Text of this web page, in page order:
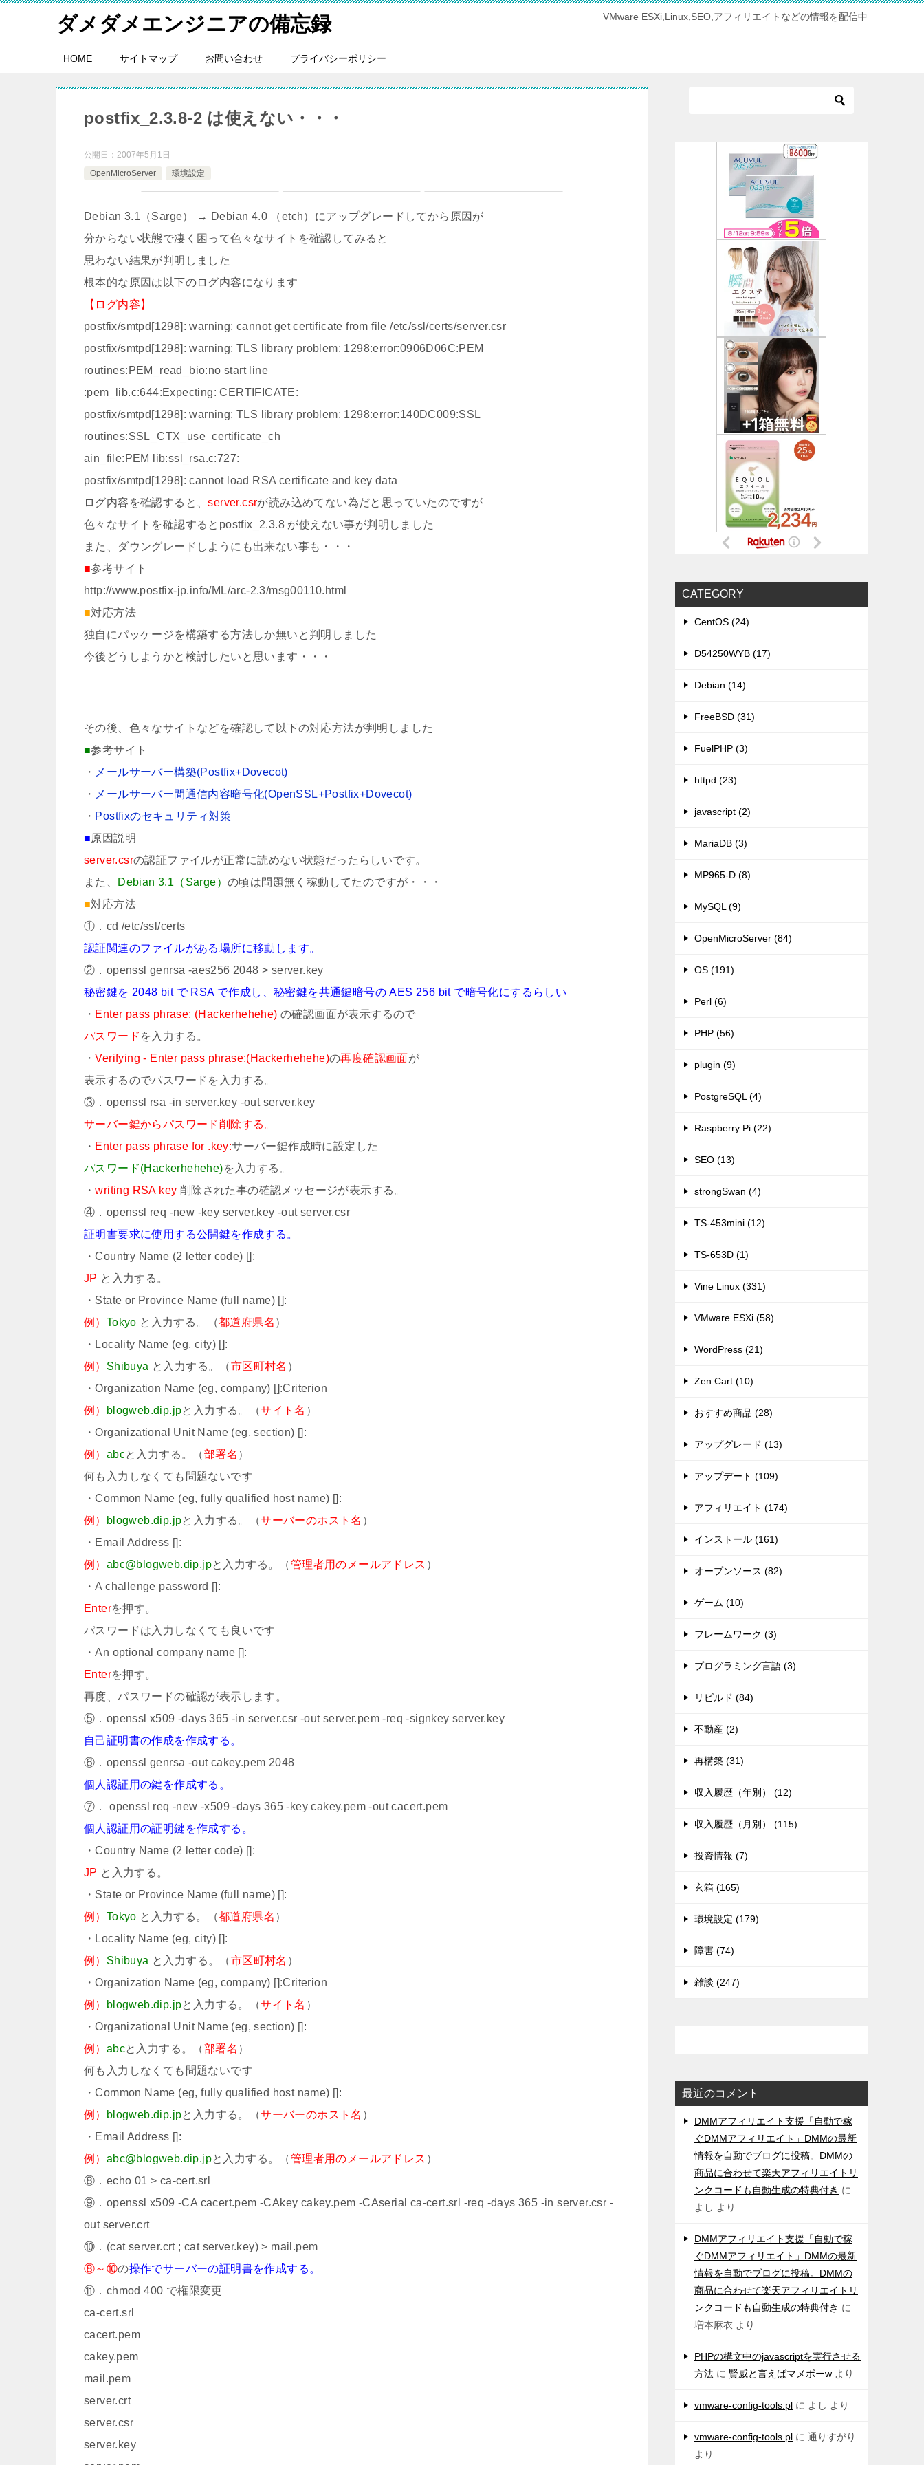
ダメダメエンジニアの備忘録 VMware ESXi,Linux,SEO,アフィリエイトなどの情報を配信中
HOME サイトマップ お問い合わせ プライバシーポリシー
postfix_2.3.8-2 は使えない・・・
公開日： 2007年5月1日
OpenMicroServer
環境設定
Debian 3.1（Sarge） → Debian 4.0 （etch）にアップグレードしてから原因が
分からない状態で凄く困って色々なサイトを確認してみると
思わない結果が判明しました
根本的な原因は以下のログ内容になります
【ログ内容】
postfix/smtpd[1298]: warning: cannot get certificate from file /etc/ssl/certs/server.csr
postfix/smtpd[1298]: warning: TLS library problem: 1298:error:0906D06C:PEM
routines:PEM_read_bio:no start line
:pem_lib.c:644:Expecting: CERTIFICATE:
postfix/smtpd[1298]: warning: TLS library problem: 1298:error:140DC009:SSL
routines:SSL_CTX_use_certificate_ch
ain_file:PEM lib:ssl_rsa.c:727:
postfix/smtpd[1298]: cannot load RSA certificate and key data
ログ内容を確認すると、server.csrが読み込めてない為だと思っていたのですが
色々なサイトを確認するとpostfix_2.3.8 が使えない事が判明しました
また、ダウングレードしようにも出来ない事も・・・
■参考サイト
http://www.postfix-jp.info/ML/arc-2.3/msg00110.html
■対応方法
独自にパッケージを構築する方法しか無いと判明しました
今後どうしようかと検討したいと思います・・・
その後、色々なサイトなどを確認して以下の対応方法が判明しました
■参考サイト
・ メールサーバー構築(Postfix+Dovecot)
・ メールサーバー間通信内容暗号化(OpenSSL+Postfix+Dovecot)
・ Postfixのセキュリティ対策
■原因説明
server.csrの認証ファイルが正常に読めない状態だったらしいです。
また、
Debian 3.1（Sarge）の頃は問題無く稼動してたのですが・・・
■対応方法
①．cd /etc/ssl/certs
認証関連のファイルがある場所に移動します。
②．openssl genrsa -aes256 2048 > server.key
秘密鍵を 2048 bit で RSA で作成し、秘密鍵を共通鍵暗号の AES 256 bit で暗号化にするらしい
・ Enter pass phrase: (Hackerhehehe)の確認画面が表示するので
パスワード を入力する。
・Verifying - Enter pass phrase:(Hackerhehehe)の再度確認画面が
表示するのでパスワードを入力する。
③．openssl rsa -in server.key -out server.key
サーバー鍵からパスワード削除する。
・ Enter pass phrase for .key:サーバー鍵作成時に設定した
パスワード(Hackerhehehe)を入力する。
・writing RSA key 削除された事の確認メッセージが表示する。
④．openssl req -new -key server.key -out server.csr
証明書要求に使用する公開鍵を作成する。
・Country Name (2 letter code) []:
JP と入力する。
・State or Province Name (full name) []:
例） Tokyo と入力する。（都道府県名 ）
・Locality Name (eg, city) []:
例） Shibuya と入力する。（市区町村名 ）
・Organization Name (eg, company) []:Criterion
例）
blogweb.dip.jpと入力する。（サイト名 ）
・Organizational Unit Name (eg, section) []:
例） abcと入力する。（部署名 ）
何も入力しなくても問題ないです
・Common Name (eg, fully qualified host name) []:
例）
blogweb.dip.jpと入力する。（サーバーのホスト名 ）
・Email Address []:
例） abc@blogweb.dip.jpと入力する。（管理者用のメールアドレス ）
・A challenge password []:
Enterを押す。
パスワードは入力しなくても良いです
・An optional company name []:
Enterを押す。
再度、パスワードの確認が表示します。
⑤．openssl x509 -days 365 -in server.csr -out server.pem -req -signkey server.key
自己証明書の作成を作成する。
⑥．openssl genrsa -out cakey.pem 2048
個人認証用の鍵を作成する。
⑦． openssl req -new -x509 -days 365 -key cakey.pem -out cacert.pem
個人認証用の証明鍵を作成する。
・Country Name (2 letter code) []:
JP と入力する。
・State or Province Name (full name) []:
例） Tokyo と入力する。（都道府県名 ）
・Locality Name (eg, city) []:
例） Shibuya と入力する。（市区町村名 ）
・Organization Name (eg, company) []:Criterion
例）
blogweb.dip.jpと入力する。（サイト名 ）
・Organizational Unit Name (eg, section) []:
例） abcと入力する。（部署名 ）
何も入力しなくても問題ないです
・Common Name (eg, fully qualified host name) []:
例）
blogweb.dip.jpと入力する。（サーバーのホスト名 ）
・Email Address []:
例） abc@blogweb.dip.jpと入力する。（管理者用のメールアドレス ）
⑧．echo 01 > ca-cert.srl
⑨．openssl x509 -CA cacert.pem -CAkey cakey.pem -CAserial ca-cert.srl -req -days 365 -in server.csr -
out server.crt
⑩．(cat server.crt ; cat server.key) > mail.pem
⑧～⑩の操作でサーバーの証明書を作成する。
⑪．chmod 400 で権限変更
ca-cert.srl
cacert.pem
cakey.pem
mail.pem
server.crt
server.csr
server.key
CATEGORY
CentOS (24)
D54250WYB (17)
Debian (14)
FreeBSD (31)
FuelPHP (3)
httpd (23)
javascript (2)
MariaDB (3)
MP965-D (8)
MySQL (9)
OpenMicroServer (84)
OS (191)
Perl (6)
PHP (56)
plugin (9)
PostgreSQL (4)
Raspberry Pi (22)
SEO (13)
strongSwan (4)
TS-453mini (12)
TS-653D (1)
Vine Linux (331)
VMware ESXi (58)
WordPress (21)
Zen Cart (10)
おすすめ商品 (28)
アップグレード (13)
アップデート (109)
アフィリエイト (174)
インストール (161)
オープンソース (82)
ゲーム (10)
フレームワーク (3)
プログラミング言語 (3)
リビルド (84)
不動産 (2)
再構築 (31)
収入履歴（年別） (12)
収入履歴（月別） (115)
投資情報 (7)
玄箱 (165)
環境設定 (179)
障害 (74)
雑談 (247)
最近のコメント
DMMアフィリエイト支援「自動で稼
ぐDMMアフィリエイト」DMMの最新
情報を自動でブログに投稿。DMMの
商品に合わせて楽天アフィリエイトリ
ンクコードも自動生成の特典付き に
よし より
DMMアフィリエイト支援「自動で稼
ぐDMMアフィリエイト」DMMの最新
情報を自動でブログに投稿。DMMの
商品に合わせて楽天アフィリエイトリ
ンクコードも自動生成の特典付き に
増本麻衣 より
PHPの構文中のjavascriptを実行させる
方法 に 賢威と言えばマメボーw より
vmware-config-tools.pl に よし より
vmware-config-tools.pl に 通りすがり
より